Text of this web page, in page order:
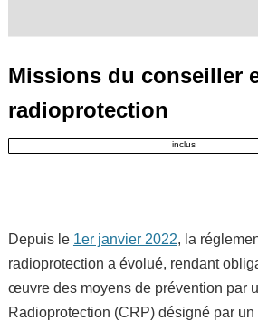
Missions du conseiller
radioprotection
inclus
Depuis le 1er janvier 2022, la
radioprotection a évolué, rendant
œuvre des moyens de prévention par
Radioprotection (CRP) désigné par